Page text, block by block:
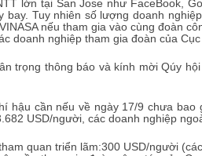
lớn tại San Jose như FaceBook,
bay. Tuy nhiên số lượng doanh
nếu tham gia vào cùng đoàn
doanh nghiệp tham gia đoàn của
trọng thông báo và kính mời Qúy
cần nếu về ngày 17/9 chưa bao
USD/người, các doanh nghiệp
quan triển lãm:300 USD/người